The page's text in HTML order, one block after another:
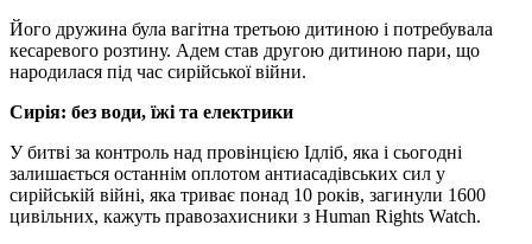
Його дружина була вагітна третьою дитиною і потребувала
кесаревого розтину. Адем став другою дитиною пари, що
народилася під час сирійської війни.
Сирія: без води, їжі та електрики
У битві за контроль над провінцією Ідліб, яка і сьогодні
залишається останнім оплотом антиасадівських сил у
сирійській війні, яка триває понад 10 років, загинули 1600
цивільних, кажуть правозахисники з Human Rights Watch.